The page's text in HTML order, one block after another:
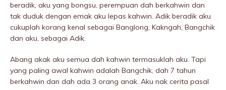
beradik, aku yang bongsu, perempuan dah berkahwin dan
tak duduk dengan emak aku lepas kahwin. Adik beradik aku
cukuplah korang kenal sebagai Banglong, Kakngah, Bangchik
dan aku, sebagai Adik.
Abang akak aku semua dah kahwin termasuklah aku. Tapi
yang paling awal kahwin adalah Bangchik, dah 7 tahun
berkahwin dan dah ada 3 orang anak. Aku nak cerita pasal